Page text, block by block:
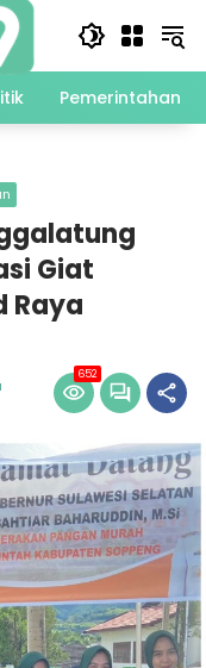
Pemerintahan
Giat
Raya
652